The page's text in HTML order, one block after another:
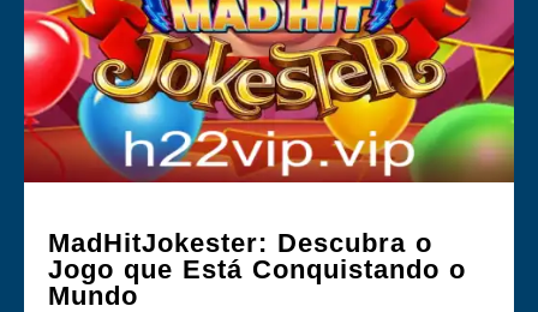
MadHitJokester: Descubra o
Jogo que Está Conquistando o
Mundo